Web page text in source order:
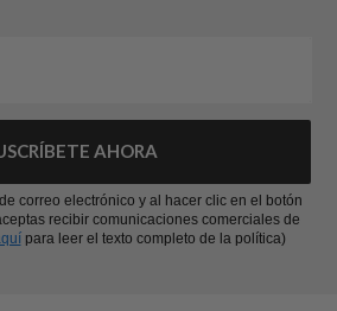
AHORA
correo electrónico y al hacer clic en el botón
recibir comunicaciones comerciales de
para leer el texto completo de la política)